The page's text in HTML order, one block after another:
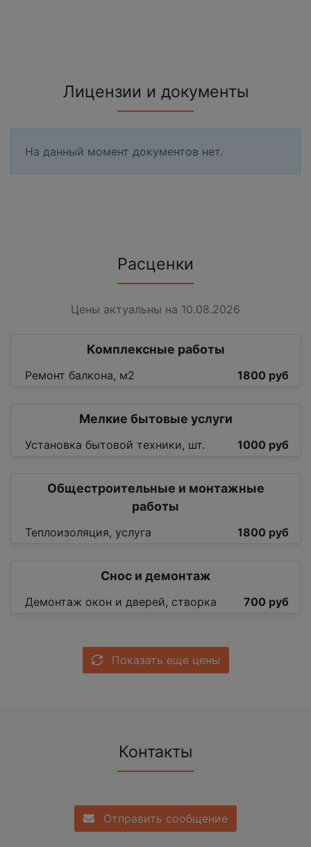
Лицензии и документы
На данный момент документов нет.
Расценки
Цены актуальны на 10.08.2026
Комплексные работы
Ремонт балкона, м2 1800 руб
Мелкие бытовые услуги
Установка бытовой техники, шт. 1000 руб
Общестроительные и монтажные
работы
Теплоизоляция, услуга 1800 руб
Снос и демонтаж
Демонтаж окон и дверей, створка 700 руб
Показать еще цены
Контакты
Отправить сообщение